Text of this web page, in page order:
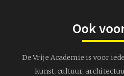
Ook
De Vrije Academie is voor
kunst, cultuur,